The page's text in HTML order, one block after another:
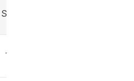
Sinkronisasi
Tambahan